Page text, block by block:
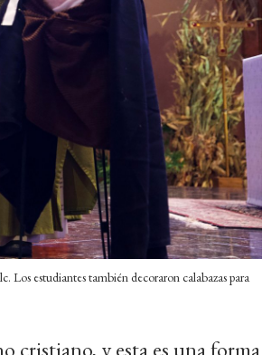
Los estudiantes también decoraron calabazas para
cristiano, y esta es una forma